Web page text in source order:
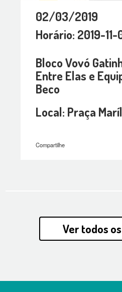
02/03/2019
Horário: 2019-
Bloco Vovó
Entre Elas e
Beco
Local: Praça
Compartilhe
Ver todos